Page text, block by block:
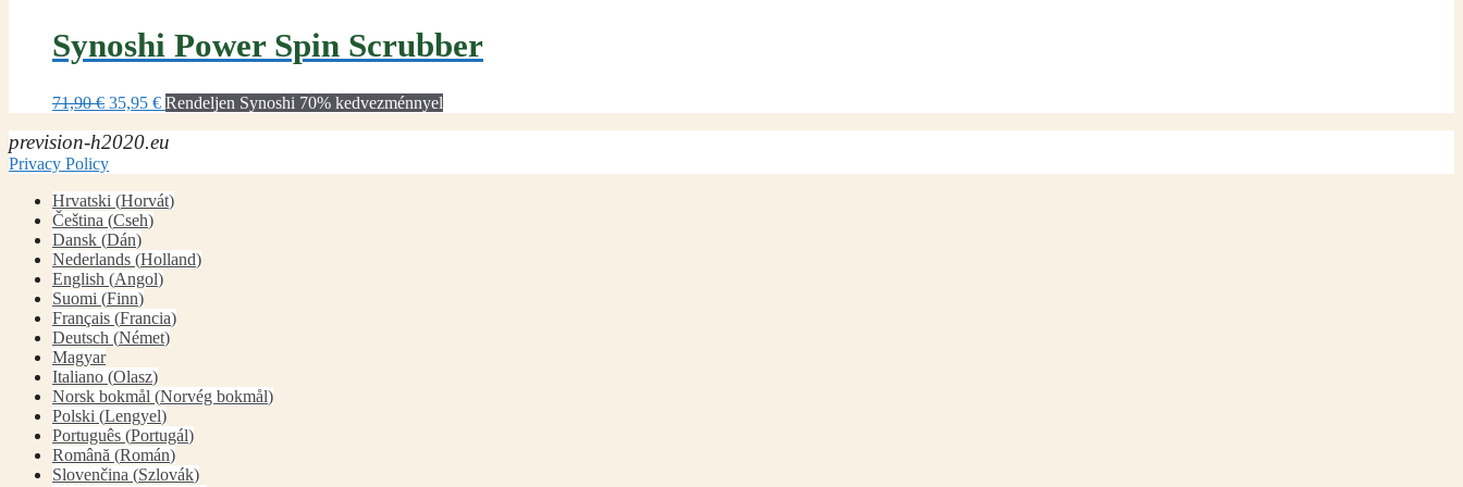
Synoshi Power Spin Scrubber
71,90€ Original
was:
71,90 €.
35,95 €Current
is:
Rendeljen Synoshi 70% kedvezménnyel
prevision-h2020.eu
Privacy Policy
Hrvatski (Horvát)
Čeština (Cseh)
Dansk (Dán)
Nederlands (Holland)
English (Angol)
Suomi (Finn)
Français (Francia)
Deutsch (Német)
Magyar
Italiano (Olasz)
Norsk bokmål (Norvég bokmål)
Polski (Lengyel)
Português (Portugál)
Română (Román)
Slovenčina (Szlovák)